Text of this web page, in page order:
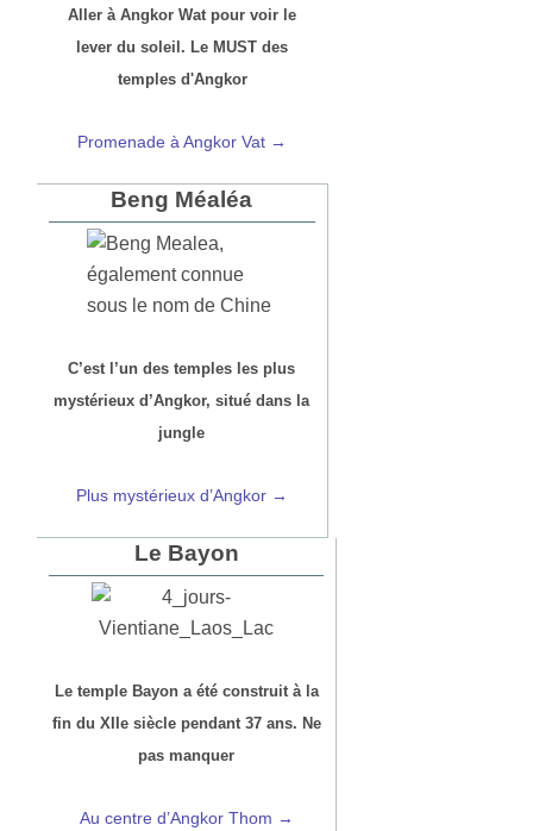
Aller à Angkor Wat pour voir le
lever du soleil. Le MUST des
temples d'Angkor
Promenade à Angkor Vat →
Beng Méaléa
C’est l’un des temples les plus
mystérieux d’Angkor, situé dans la
jungle
Plus mystérieux d’Angkor →
Le Bayon
Le temple Bayon a été construit à la
fin du XIIe siècle pendant 37 ans. Ne
pas manquer
Au centre d’Angkor Thom →